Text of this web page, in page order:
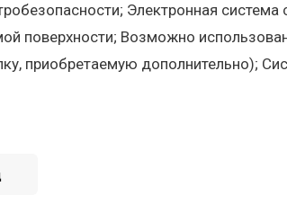
Электронная
поверхности; Возможно
приобретаемую дополнительно);